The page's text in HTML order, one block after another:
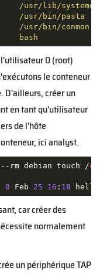
/usr/lib/systemd/
/usr/bin/pasta
--
/usr/bin/conmon
bash
0 (root)
le conteneur
D'ailleurs, créer un
en tant qu'utilisateur
de l'hôte
ici analyst.
--rm debian touch /
0 Feb 25 16 : 18
car créer des
normalement
un périphérique TAP